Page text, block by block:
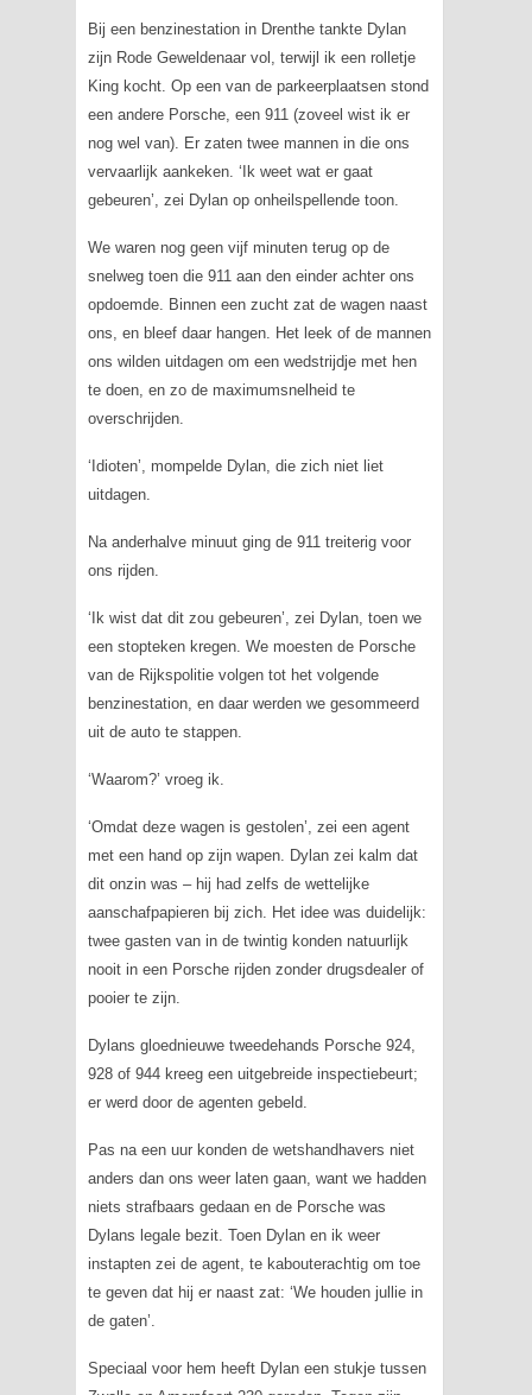
Bij een benzinestation in Drenthe tankte Dylan
zijn Rode Geweldenaar vol, terwijl ik een rolletje
King kocht. Op een van de parkeerplaatsen stond
een andere Porsche, een 911 (zoveel wist ik er
nog wel van). Er zaten twee mannen in die ons
vervaarlijk aankeken. ‘Ik weet wat er gaat
gebeuren’, zei Dylan op onheilspellende toon.
We waren nog geen vijf minuten terug op de
snelweg toen die 911 aan den einder achter ons
opdoemde. Binnen een zucht zat de wagen naast
ons, en bleef daar hangen. Het leek of de mannen
ons wilden uitdagen om een wedstrijdje met hen
te doen, en zo de maximumsnelheid te
overschrijden.
‘Idioten’, mompelde Dylan, die zich niet liet
uitdagen.
Na anderhalve minuut ging de 911 treiterig voor
ons rijden.
‘Ik wist dat dit zou gebeuren’, zei Dylan, toen we
een stopteken kregen. We moesten de Porsche
van de Rijkspolitie volgen tot het volgende
benzinestation, en daar werden we gesommeerd
uit de auto te stappen.
‘Waarom?’ vroeg ik.
‘Omdat deze wagen is gestolen’, zei een agent
met een hand op zijn wapen. Dylan zei kalm dat
dit onzin was – hij had zelfs de wettelijke
aanschafpapieren bij zich. Het idee was duidelijk:
twee gasten van in de twintig konden natuurlijk
nooit in een Porsche rijden zonder drugsdealer of
pooier te zijn.
Dylans gloednieuwe tweedehands Porsche 924,
928 of 944 kreeg een uitgebreide inspectiebeurt;
er werd door de agenten gebeld.
Pas na een uur konden de wetshandhavers niet
anders dan ons weer laten gaan, want we hadden
niets strafbaars gedaan en de Porsche was
Dylans legale bezit. Toen Dylan en ik weer
instapten zei de agent, te kabouterachtig om toe
te geven dat hij er naast zat: ‘We houden jullie in
de gaten’.
Speciaal voor hem heeft Dylan een stukje tussen